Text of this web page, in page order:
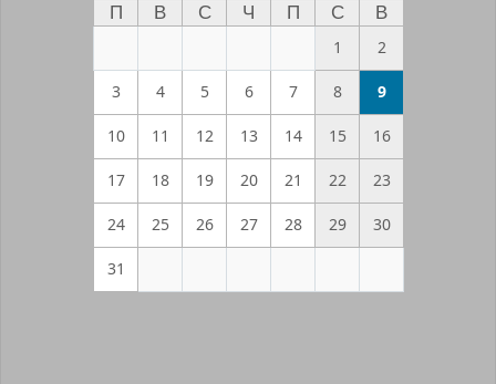
П В С Ч П С
В
1
2
3 4 5 6 7 8 9
10 11 12 13 14 15 16
17 18 19 20 21 22 23
24 25 26 27 28 29 30
31